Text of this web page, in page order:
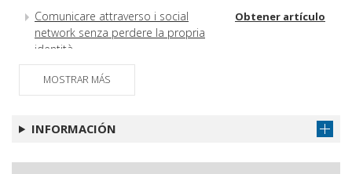
Comunicare attraverso i social
network senza perdere la propria
identità
Obtener artículo
L'umano (in)atteso
Recensioni
Santità laica di Firenze Obtener artículo
MOSTRAR MÁS
INFORMACIÓN